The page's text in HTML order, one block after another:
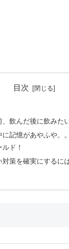
目次
、飲んだ後に飲みた
に記憶があやふや。
ド！
策を確実にするに